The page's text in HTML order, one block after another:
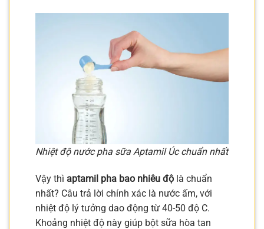
Nhiệt độ nước pha sữa Aptamil Úc chuẩn nhất
Vậy thì aptamil pha bao nhiêu độ là chuẩn
nhất? Câu trả lời chính xác là nước ấm, với
nhiệt độ lý tưởng dao động từ 40-50 độ C.
Khoảng nhiệt độ này giúp bột sữa hòa tan